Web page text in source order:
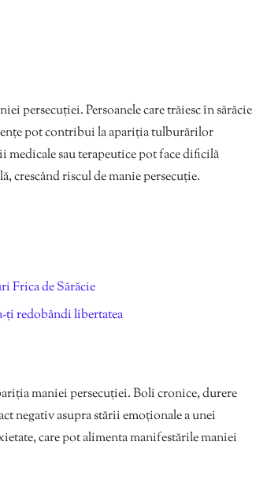
persecuției. Persoanele care trăiesc în sărăcie
pot contribui la apariția tulburărilor
medicale sau terapeutice pot face dificilă
crescând riscul de manie persecuție.
Frica de Sărăcie
ți redobândi libertatea
maniei persecuției. Boli cronice, durere
negativ asupra stării emoționale a unei
care pot alimenta manifestările maniei